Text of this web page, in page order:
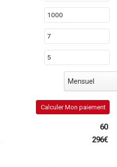
Mensuel
Calculer Mon paiement
60
296€